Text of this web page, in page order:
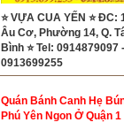
⭐ VỰA CUA YẾN ⭐ ĐC:
Âu Cơ, Phường 14, Q.
Bình ⭐ Tel: 0914879097 -
0913699255
Quán Bánh Canh Hẹ
Phú Yên Ngon Ở Quận 1